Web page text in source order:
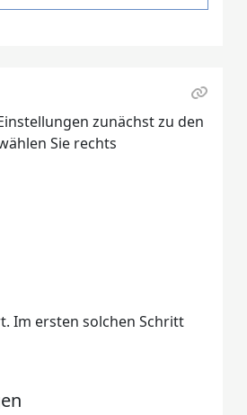
zunächst zu den
Sie rechts
Im ersten solchen Schritt